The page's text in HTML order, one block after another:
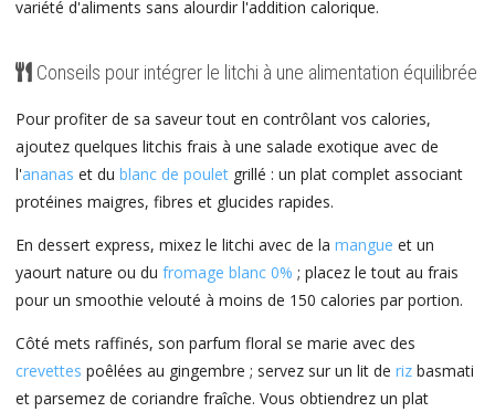
variété d'aliments sans alourdir l'addition calorique.
Conseils pour intégrer le litchi à une alimentation équilibrée
Pour profiter de sa saveur tout en contrôlant vos calories,
ajoutez quelques litchis frais à une salade exotique avec de
l'ananas et du blanc de poulet grillé : un plat complet associant
protéines maigres, fibres et glucides rapides.
En dessert express, mixez le litchi avec de la mangue et un
yaourt nature ou du fromage blanc 0% ; placez le tout au frais
pour un smoothie velouté à moins de 150 calories par portion.
Côté mets raffinés, son parfum floral se marie avec des
crevettes poêlées au gingembre ; servez sur un lit de riz basmati
et parsemez de coriandre fraîche. Vous obtiendrez un plat